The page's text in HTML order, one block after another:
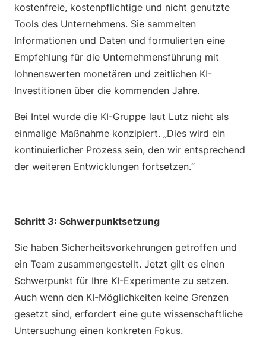
kostenfreie, kostenpflichtige und nicht genutzte
Tools des Unternehmens. Sie sammelten
Informationen und Daten und formulierten eine
Empfehlung für die Unternehmensführung mit
lohnenswerten monetären und zeitlichen KI-
Investitionen über die kommenden Jahre.
Bei Intel wurde die KI-Gruppe laut Lutz nicht als
einmalige Maßnahme konzipiert. „Dies wird ein
kontinuierlicher Prozess sein, den wir entsprechend
der weiteren Entwicklungen fortsetzen.“
Schritt 3: Schwerpunktsetzung
Sie haben Sicherheitsvorkehrungen getroffen und
ein Team zusammengestellt. Jetzt gilt es einen
Schwerpunkt für Ihre KI-Experimente zu setzen.
Auch wenn den KI-Möglichkeiten keine Grenzen
gesetzt sind, erfordert eine gute wissenschaftliche
Untersuchung einen konkreten Fokus.